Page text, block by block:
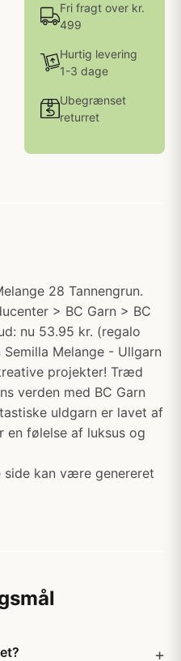
Fri fragt over kr.
499
Hurtig levering
1-3 dage
Ubegrænset
returret
28 Tannengrun.
> BC Garn > BC
nu 53.95 kr. (regalo
Melange - Ullgarn
projekter! Træd
verden med BC Garn
uldgarn er lavet af
en følelse af luksus og
side kan være genereret